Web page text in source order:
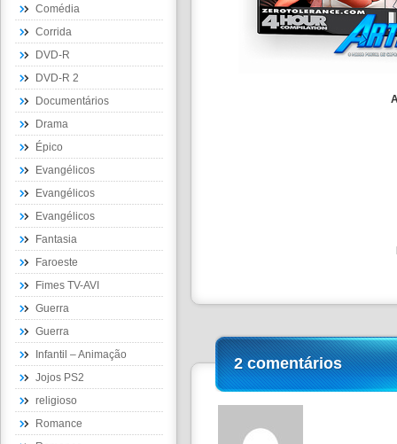
Comédia
Corrida
DVD-R
DVD-R 2
Documentários
Drama
Épico
Evangélicos
Evangélicos
Evangélicos
Fantasia
Faroeste
Fimes TV-AVI
Guerra
Guerra
Infantil – Animação
Jojos PS2
religioso
Romance
2 comentários